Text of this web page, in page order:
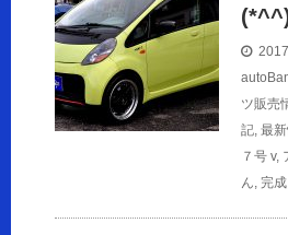
ツ販売
記, 最
７号 v,
ん, 完成